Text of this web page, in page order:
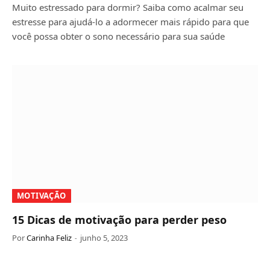
Muito estressado para dormir? Saiba como acalmar seu
estresse para ajudá-lo a adormecer mais rápido para que
você possa obter o sono necessário para sua saúde
MOTIVAÇÃO
15 Dicas de motivação para perder peso
PorCarinha Feliz junho 5, 2023